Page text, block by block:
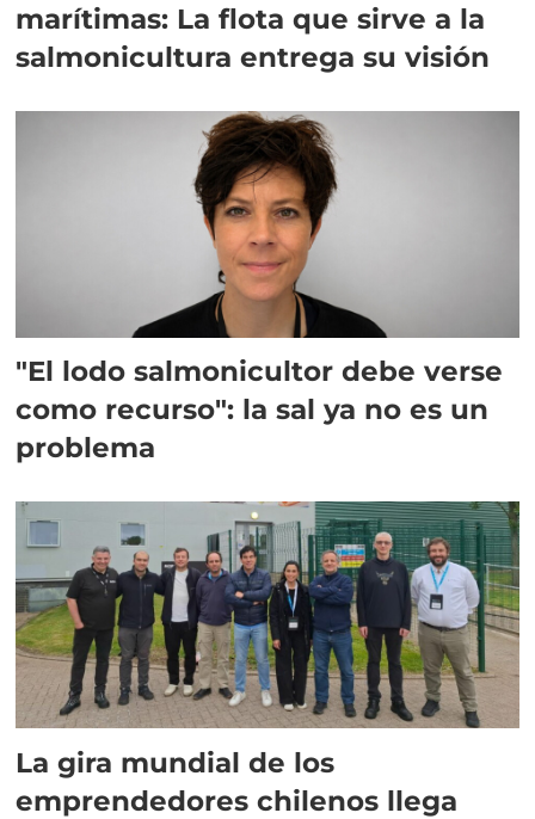
marítimas: La flota que sirve a la
salmonicultura entrega su visión
"El lodo salmonicultor debe verse
como recurso": la sal ya no es un
problema
La gira mundial de los
emprendedores chilenos llega